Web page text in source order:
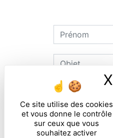
Ce site utilise des cookies
et vous donne le contrôle
sur ceux que vous
souhaitez activer
X